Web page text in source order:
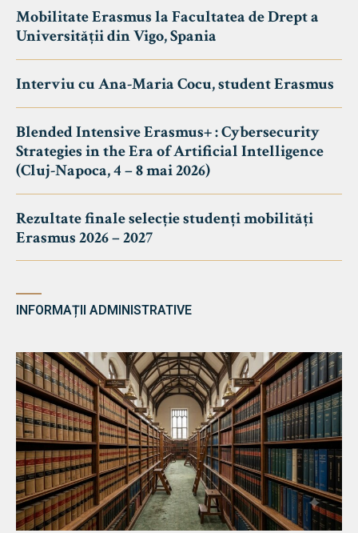
Mobilitate Erasmus la Facultatea de Drept a
Universității din Vigo, Spania
Interviu cu Ana-Maria Cocu, student Erasmus
Blended Intensive Erasmus+ : Cybersecurity
Strategies in the Era of Artificial Intelligence
(Cluj-Napoca, 4 – 8 mai 2026)
Rezultate finale selecție studenți mobilități
Erasmus 2026 – 2027
INFORMAȚII ADMINISTRATIVE